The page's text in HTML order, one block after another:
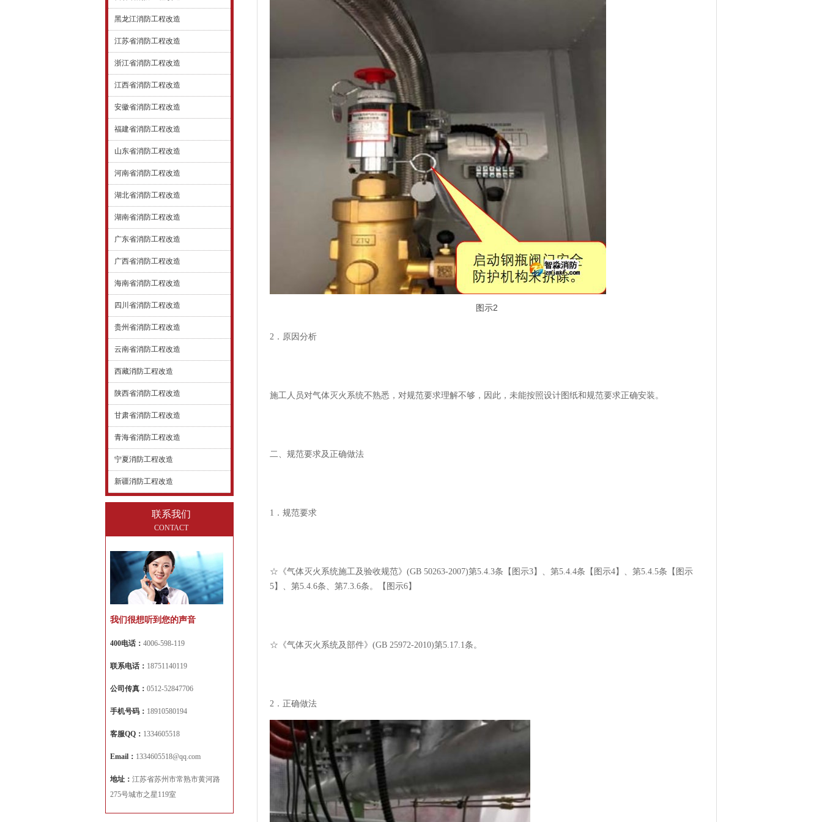
图示2
2．原因分析
施工人员对气体灭火系统不熟悉，对规范要求理解不够，因此，未能按照设计图纸和规范要求正确安装。
二、规范要求及正确做法
1．规范要求
☆《气体灭火系统施工及验收规范》(GB 50263-2007)第5.4.3条【图示3】、第5.4.4条【图示4】、第5.4.5条【图示
5】、第5.4.6条、第7.3.6条。【图示6】
☆《气体灭火系统及部件》(GB 25972-2010)第5.17.1条。
2．正确做法
黑龙江消防工程改造
江苏省消防工程改造
浙江省消防工程改造
江西省消防工程改造
安徽省消防工程改造
福建省消防工程改造
山东省消防工程改造
河南省消防工程改造
湖北省消防工程改造
湖南省消防工程改造
广东省消防工程改造
广西省消防工程改造
海南省消防工程改造
四川省消防工程改造
贵州省消防工程改造
云南省消防工程改造
西藏消防工程改造
陕西省消防工程改造
甘肃省消防工程改造
青海省消防工程改造
宁夏消防工程改造
新疆消防工程改造
联系我们
CONTACT
我们很想听到您的声音
400电话： 4006-598-119
联系电话： 18751140119
公司传真： 0512-52847706
手机号码： 18910580194
客服QQ： 1334605518
Email： 1334605518@qq.com
地址： 江苏省苏州市常熟市黄河路
275号城市之星119室